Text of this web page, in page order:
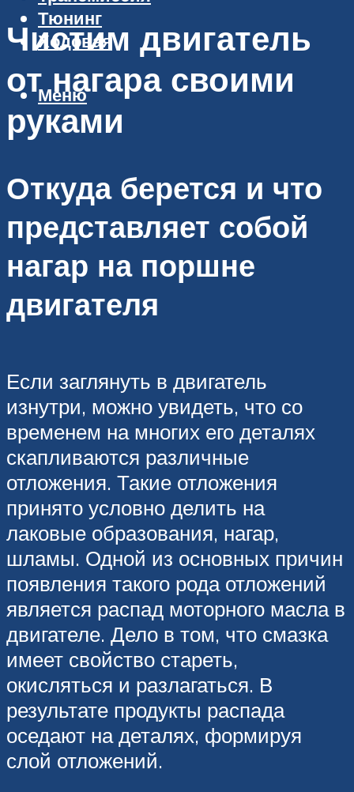
Тюнинг
Ходовая
Меню
Чистим двигатель
от нагара своими
руками
Откуда берется и что
представляет собой
нагар на поршне
двигателя
Если заглянуть в двигатель
изнутри, можно увидеть, что со
временем на многих его деталях
скапливаются различные
отложения. Такие отложения
принято условно делить на
лаковые образования, нагар,
шламы. Одной из основных причин
появления такого рода отложений
является распад моторного масла в
двигателе. Дело в том, что смазка
имеет свойство стареть,
окисляться и разлагаться. В
результате продукты распада
оседают на деталях, формируя
слой отложений.